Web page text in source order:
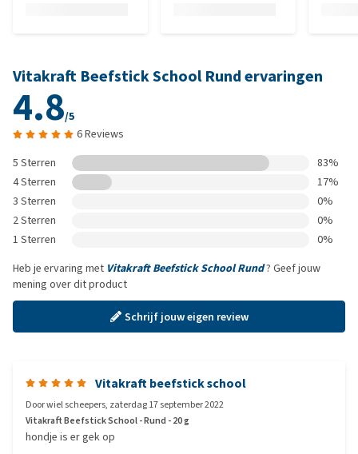
Vitakraft Beefstick School Rund ervaringen
4.8/5
6 Reviews
5 Sterren
83%
4 Sterren
17%
3 Sterren
0%
2 Sterren
0%
1 Sterren
0%
Heb je ervaring met Vitakraft Beefstick School Rund? Geef jouw
mening over dit product
Schrijf jouw eigen review
Vitakraft beefstick school
Doorwiel scheepers, zaterdag 17 september 2022
Vitakraft Beefstick School - Rund - 20 g
hondje is er gek op